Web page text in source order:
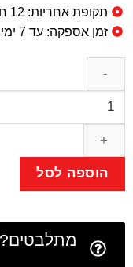
תקופת אחריות: 12 חודשים
זמן אספקה: עד 7 ימי אספקה
הוספה לסל
מתלבטים?